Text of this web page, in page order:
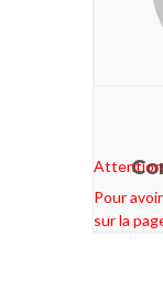
Pour
sur la